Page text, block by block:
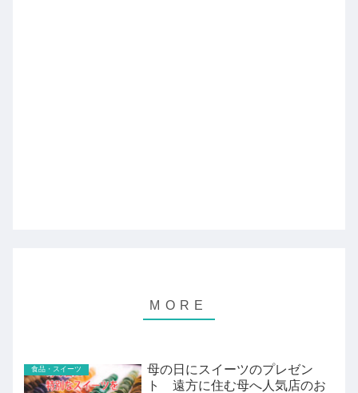
食品・スイーツ
母の日にスイーツのプレゼン
ト 遠方に住む母へ人気店のお